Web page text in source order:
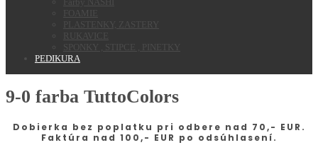
FOAMIE
PLASTENKY, ZASTERY
RUKAVICE
SPONKY , STIPCE , PINETKY
PEDIKURA
9-0 farba TuttoColors
Dobierka bez poplatku pri odbere nad 70,- EUR.
Faktúra nad 100,- EUR po odsúhlasení.